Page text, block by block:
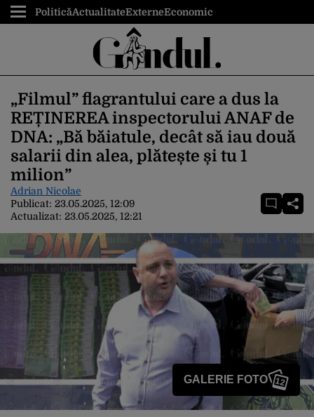
PoliticăActualitateExterneEconomic
„Filmul” flagrantului care a dus la
REȚINEREA inspectorului ANAF de
DNA: „Bă băiatule, decât să iau două
salarii din alea, plătește și tu 1
milion”
Adrian Nicolae
Publicat: 23.05.2025, 12:09
Actualizat: 23.05.2025, 12:21
GALERIE FOTO 12